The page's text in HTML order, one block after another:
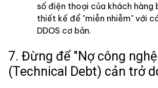
số điện thoại của khách hàng
thiết kế để "miễn nhiễm" với
DDOS cơ bản.
7. Đừng để "Nợ công
(Technical Debt) cản trở